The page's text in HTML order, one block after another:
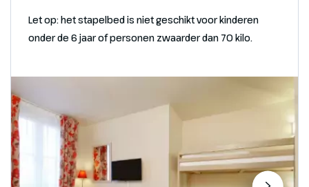
Let op: het stapelbed is niet geschikt voor kinderen
onder de 6 jaar of personen zwaarder dan 70 kilo.
Foto's